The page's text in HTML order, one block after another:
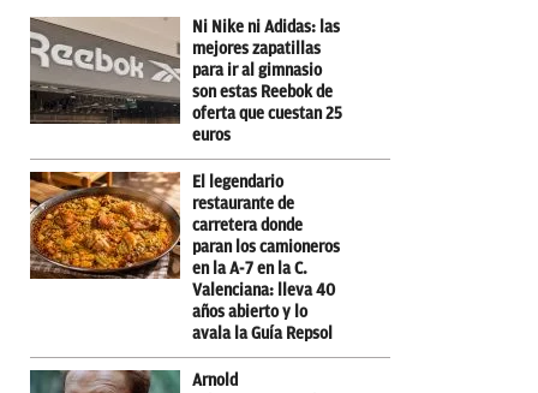
Ni Nike ni Adidas: las
mejores zapatillas
para ir al gimnasio
son estas Reebok de
oferta que cuestan 25
euros
El legendario
restaurante de
carretera donde
paran los camioneros
en la A-7 en la C.
Valenciana: lleva 40
años abierto y lo
avala la Guía Repsol
Arnold